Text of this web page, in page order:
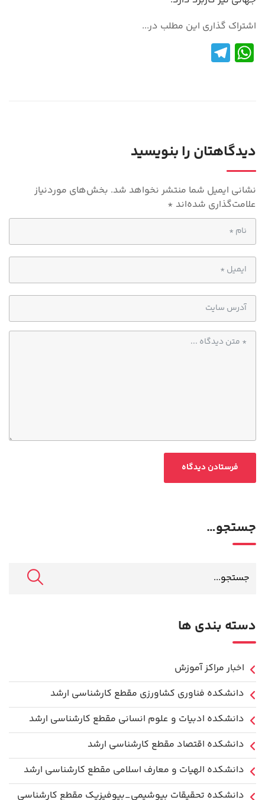
اشتراک گذاری این مطلب در...
W
h
p
p
دیدگاهتان را بنویسید
نشانی ایمیل شما منتشر نخواهد شد. بخش‌های موردنیاز
علامت‌گذاری شده‌اند *
جستجو…
دسته بندی ها
اخبار مراکز آموزش
دانشكده فناوري كشاورزی مقطع کارشناسی ارشد
دانشکده ادبیات و علوم انسانی مقطع کارشناسی ارشد
دانشکده اقتصاد مقطع کارشناسی ارشد
دانشکده الهیات و معارف اسلامی مقطع کارشناسی ارشد
دانشکده تحقیقات بیوشیمی_بیوفیزیک مقطع کارشناسی